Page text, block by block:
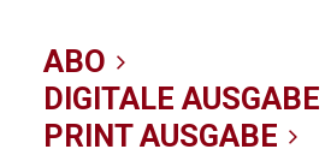
ABO
DIGITALE AUSGABE
PRINT AUSGABE
16/12/2021 | INNEWS BY KITE-